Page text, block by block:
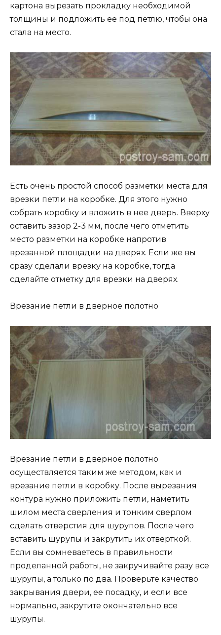
картона вырезать прокладку необходимой
толщины и подложить ее под петлю, чтобы она
стала на место.
Есть очень простой способ разметки места для
врезки петли на коробке. Для этого нужно
собрать коробку и вложить в нее дверь. Вверху
оставить зазор 2-3 мм, после чего отметить
место разметки на коробке напротив
врезанной площадки на дверях. Если же вы
сразу сделали врезку на коробке, тогда
сделайте отметку для врезки на дверях.
Врезание петли в дверное полотно
Врезание петли в дверное полотно
осуществляется таким же методом, как и
врезание петли в коробку. После вырезания
контура нужно приложить петли, наметить
шилом места сверления и тонким сверлом
сделать отверстия для шурупов. После чего
вставить шурупы и закрутить их отверткой.
Если вы сомневаетесь в правильности
проделанной работы, не закручивайте разу все
шурупы, а только по два. Проверьте качество
закрывания двери, ее посадку, и если все
нормально, закрутите окончательно все
шурупы.